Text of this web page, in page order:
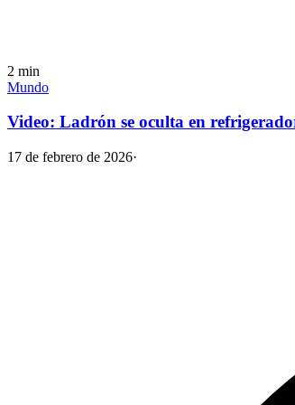
2 min
Mundo
Video: Ladrón se oculta en
17 de febrero de 2026·